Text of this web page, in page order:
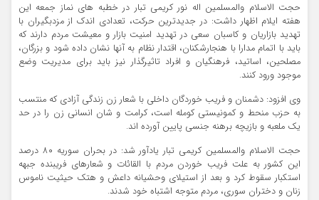
حجت الاسلام والمسلمین اله نور کریمی تبار در خطبه های نماز جمعه این
هفته ایلام اظهار داشت: در جدیدترین حرکت، تعدادی اندک از مزدبگیران با
تهدید بازاریان و کاسبان سعی در تهدید امنیت بازار و معیشت مردم دارند که
باید با اتمام مدارا با هنجارشکنان، اقتدار نظام به آنها نشان داده شود و بزرگان،
مصلحین، اساتید، فرهنگیان و افراد تاثیرگذار نیز باید برای مدیریت وضع
موجود ورود کنند.
وی افزود: دشمنان و فریب خوردگان داخلی با شعار زن زندگی آزادی که منتسب
به حزب منحط و کمونیستی کومله است، کرامت و شان انسانی زن را در حد
یک ملعبه و بازیچه برهنه جنسی پایین آورده اند.
حجت الاسلام والمسلمین کریمی تبار یادآور شد: در بحران سوریه ۸۰ درصد
این کشور به علت فریب خوردن مردم با القائات و شعارهای فریبنده جبهه
استکبار سقوط کرد و بعد از استیلای وحشیانه داعش و هتک حیثیت ناموس
زنان و دختران سوری، مردم متوجه اشتباه خود شدند.